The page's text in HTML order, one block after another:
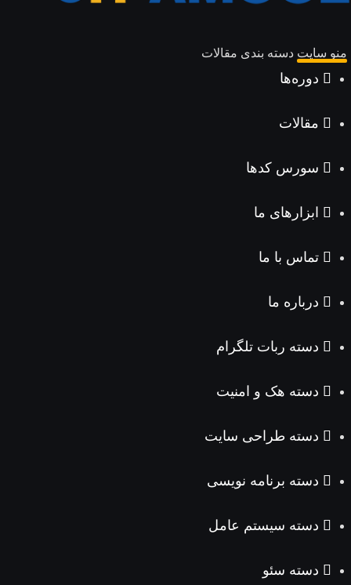
سایت دسته بندی مقالات
دوره‌ها
مقالات
سورس کدها
ابزارهای ما
تماس با ما
درباره ما
دسته ربات تلگرام
دسته هک و امنیت
دسته طراحی سایت
دسته برنامه نویسی
دسته سیستم عامل
دسته سئو